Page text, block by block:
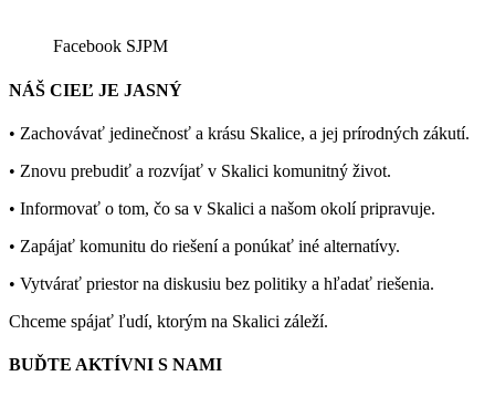
Facebook SJPM
NÁŠ CIEĽ JE JASNÝ
• Zachovávať jedinečnosť a krásu Skalice, a jej prírodných zákutí.
• Znovu prebudiť a rozvíjať v Skalici komunitný život.
• Informovať o tom, čo sa v Skalici a našom okolí pripravuje.
• Zapájať komunitu do riešení a ponúkať iné alternatívy.
• Vytvárať priestor na diskusiu bez politiky a hľadať riešenia.
Chceme spájať ľudí, ktorým na Skalici záleží.
BUĎTE AKTÍVNI S NAMI